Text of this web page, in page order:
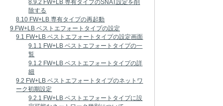
8.9.2 FW+LB 専有タイプのSNAT設定を削
除する
8.10 FW+LB 専有タイプの再起動
9.FW+LB ベストエフォートタイプの設定
9.1 FW+LB ベストエフォートタイプの設定画面
9.1.1 FW+LB ベストエフォートタイプの一
覧
9.1.2 FW+LB ベストエフォートタイプの詳
細
9.2 FW+LB ベストエフォートタイプのネットワ
ーク初期設定
9.2.1 FW+LB ベストエフォートタイプに設